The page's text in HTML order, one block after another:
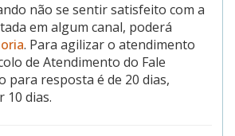
não se sentir satisfeito com a
em algum canal, poderá
. Para agilizar o atendimento
de Atendimento do Fale
para resposta é de 20 dias,
dias.